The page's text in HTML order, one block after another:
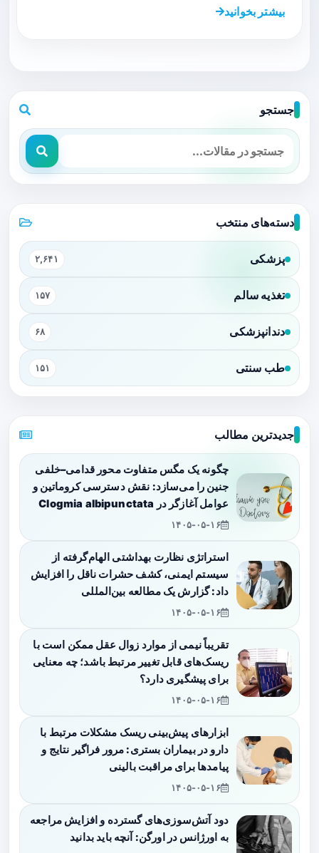
بیشتر بخوانید
جستجو
دسته‌های منتخب
پزشکی ۲,۶۴۱
تغذیه سالم ۱۵۷
دندانپزشکی ۶۸
طب سنتی ۱۵۱
جدیدترین مطالب
چگونه یک مگس متفاوت محور قدامی–خلفی
جنین را می‌سازد: نقش دسترسی کروماتین و
عوامل آغازگر در Clogmia albipunctata
۱۴۰۵-۰۵-۱۶
استراتژی نظارت بهداشتی الهام‌گرفته از
سیستم ایمنی، کشف حشرات ناقل را افزایش
داد: گزارش یک مطالعه بین‌المللی
۱۴۰۵-۰۵-۱۶
تقریباً نیمی از موارد زوال عقل ممکن است با
ریسک‌های قابل تغییر مرتبط باشد؛ چه معنایی
برای پیشگیری دارد؟
۱۴۰۵-۰۵-۱۶
ابزارهای پیش‌بینی ریسک مشکلات مرتبط با
دارو در بیماران بستری: مرور فراگیر نتایج و
پیامدها برای مراقبت بالینی
۱۴۰۵-۰۵-۱۶
دود آتش‌سوزی‌های گسترده و افزایش مراجعه
به اورژانس در اورگن: آنچه باید بدانید